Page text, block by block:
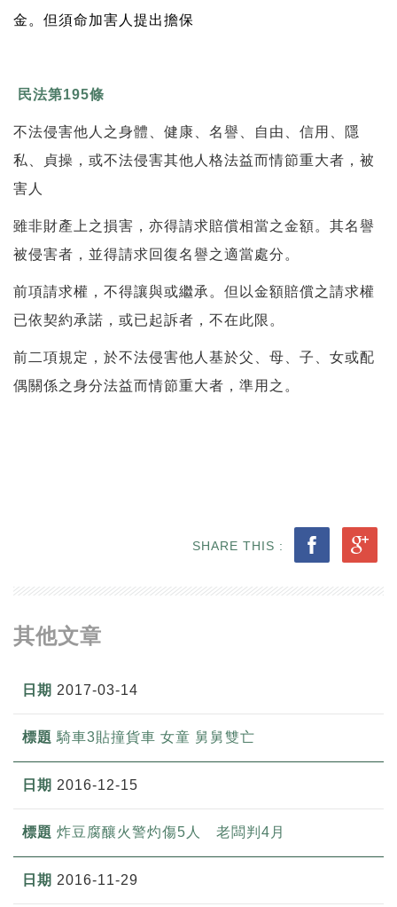
金。但須命加害人提出擔保
民法第195條
不法侵害他人之身體、健康、名譽、自由、信用、隱
私、貞操，或不法侵害其他人格法益而情節重大者，被
害人
雖非財產上之損害，亦得請求賠償相當之金額。其名譽
被侵害者，並得請求回復名譽之適當處分。
前項請求權，不得讓與或繼承。但以金額賠償之請求權
已依契約承諾，或已起訴者，不在此限。
前二項規定，於不法侵害他人基於父、母、子、女或配
偶關係之身分法益而情節重大者，準用之。
SHARE THIS :
其他文章
2017-03-14
騎車3貼撞貨車 女童 舅舅雙亡
2016-12-15
炸豆腐釀火警灼傷5人 老闆判4月
2016-11-29